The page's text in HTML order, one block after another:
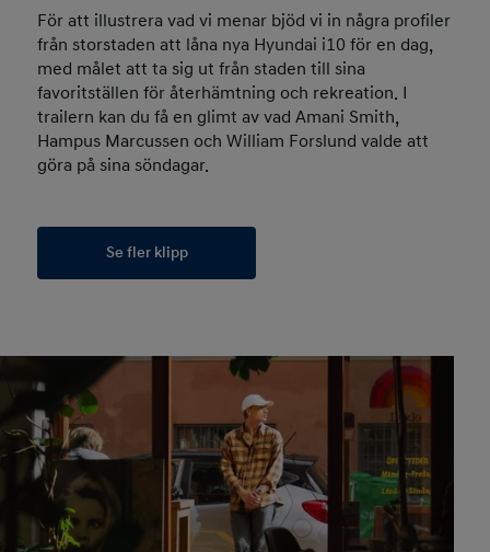
För att illustrera vad vi menar bjöd vi in några profiler
från storstaden att låna nya Hyundai i10 för en dag,
med målet att ta sig ut från staden till sina
favoritställen för återhämtning och rekreation. I
trailern kan du få en glimt av vad Amani Smith,
Hampus Marcussen och William Forslund valde att
göra på sina söndagar.
Se fler klipp